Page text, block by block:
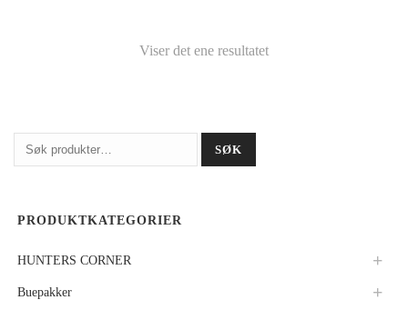
Viser det ene resultatet
Søk
etter:
SØK
PRODUKTKATEGORIER
HUNTERS CORNER
Buepakker